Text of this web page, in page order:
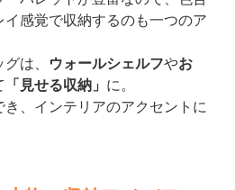
感覚で収納するのも一つのア
は、
ウォールシェルフやお
「見せる収納」 に。
、インテリアのアクセントに